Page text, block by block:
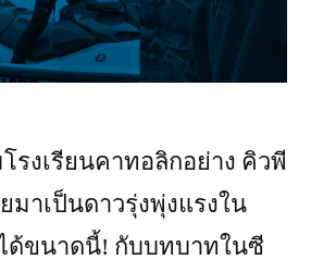
รงเรียนคาทอลิกอย่าง คิวพี
มาเป็นดาวรุ่งพุ่งแรงใน
ด้ขนาดนี้! กับบทบาทในซี